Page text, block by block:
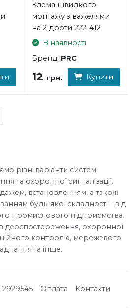
Клема швидкого
монтажу з важелями
на 2 дроти 222-412
В наявності
Бренд: PRC
12 грн. Купити
різні варіанти систем
та охоронної сигналізації.
встановленням, а також
будь-якої складності - від
промислового підприємства.
охоронної
контролю, мережевого
та інше.
2929545 Оплата Контакти